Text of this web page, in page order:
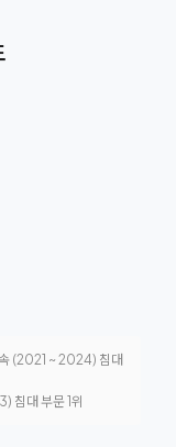
(2021 ~ 2024) 침대
침대 부문 1위